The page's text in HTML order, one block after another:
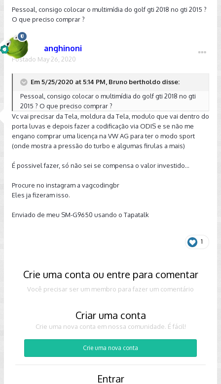
Pessoal, consigo colocar o multimídia do golf gti 2018 no gti 2015 ?
O que preciso comprar ?
anghinoni
Postado May 26, 2020
Em 5/25/2020 at 5:14 PM, Bruno bertholdo disse:
Pessoal, consigo colocar o multimídia do golf gti 2018 no gti
2015 ? O que preciso comprar ?
Vc vai precisar da Tela, moldura da Tela, modulo que vai dentro do
porta luvas e depois fazer a codificação via ODIS e se não me
engano comprar uma licença na VW AG para ter o modo sport
(onde mostra a pressão do turbo e algumas firulas a mais)
É possivel fazer, só não sei se compensa o valor investido...
Procure no instagram a vagcodingbr
Eles ja fizeram isso.
Enviado de meu SM-G9650 usando o Tapatalk
1
Crie uma conta ou entre para comentar
Você precisar ser um membro para fazer um comentário
Criar uma conta
Crie uma nova conta em nossa comunidade. É fácil!
Crie uma nova conta
Entrar